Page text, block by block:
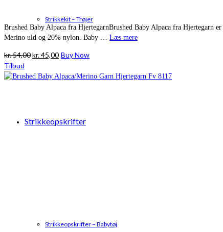
Strikkekit – Trøjer
Strikkeopskrifter
Strikkeopskrifter – Babytøj
Brushed Baby Alpaca fra HjertegarnBrushed Baby Alpaca fra Hjertegarn
Merino uld og 20% nylon. Baby … Læs mere
kr.54,00Den
pris
kr.45,00Den
pris
Buy Now
Tilbud